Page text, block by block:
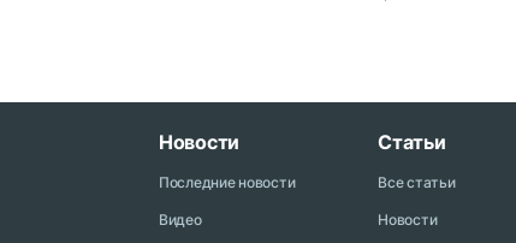
Новости
Последние новости
Видео
Статьи
Все статьи
Новости